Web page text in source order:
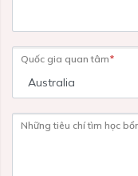
Quốc gia quan tâm*
Những tiêu chí tìm học